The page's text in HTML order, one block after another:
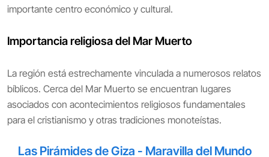
importante centro económico y cultural.
Importancia religiosa del Mar Muerto
La región está estrechamente vinculada a numerosos relatos
bíblicos. Cerca del Mar Muerto se encuentran lugares
asociados con acontecimientos religiosos fundamentales
para el cristianismo y otras tradiciones monoteístas.
Las Pirámides de Giza - Maravilla del Mundo